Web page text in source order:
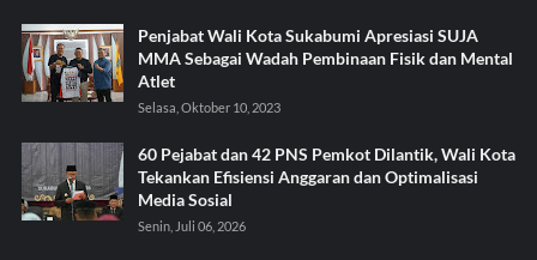
Penjabat Wali Kota Sukabumi Apresiasi SUJA
MMA Sebagai Wadah Pembinaan Fisik dan Mental
Atlet
Selasa, Oktober 10, 2023
60 Pejabat dan 42 PNS Pemkot Dilantik, Wali Kota
Tekankan Efisiensi Anggaran dan Optimalisasi
Media Sosial
Senin, Juli 06, 2026